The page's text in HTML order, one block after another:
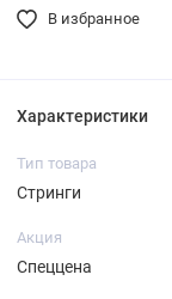
В избранное
Характеристики
Тип товара
Стринги
Акция
Спеццена